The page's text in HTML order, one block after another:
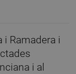
i Ramadera i
i al